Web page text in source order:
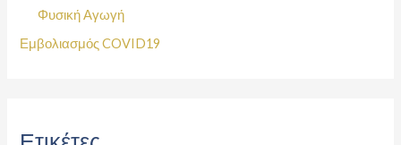
Φυσική Αγωγή
Εμβολιασμός COVID19